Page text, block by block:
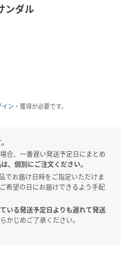
ンダル
イン ・獲得が必要です。
合、一番遅い発送予定日にまとめ
、個別にご注文ください。
お届け日時をご指定いただけま
希望の日にお届けできるよう手配
いる発送予定日よりも遅れて発送
かじめご了承ください。